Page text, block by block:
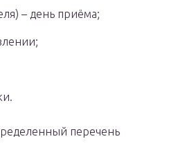
– день приёма;
перечень